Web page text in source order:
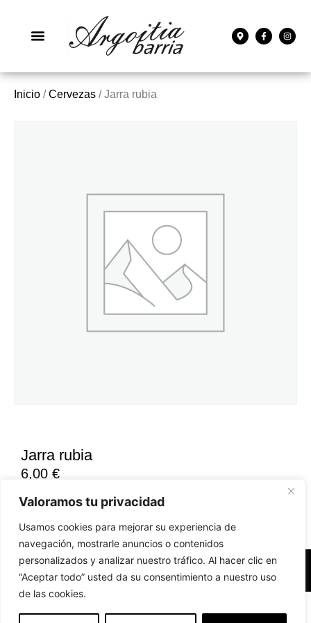
Valoramos tu privacidad
Usamos cookies para mejorar su experiencia de
navegación, mostrarle anuncios o contenidos
personalizados y analizar nuestro tráfico. Al hacer clic en
“Aceptar todo” usted da su consentimiento a nuestro uso
de las cookies.
Inicio /Cervezas / Jarra rubia
Jarra rubia
6,00 €
Accesibilidad Aviso Legal Políticas de Cookies
EN